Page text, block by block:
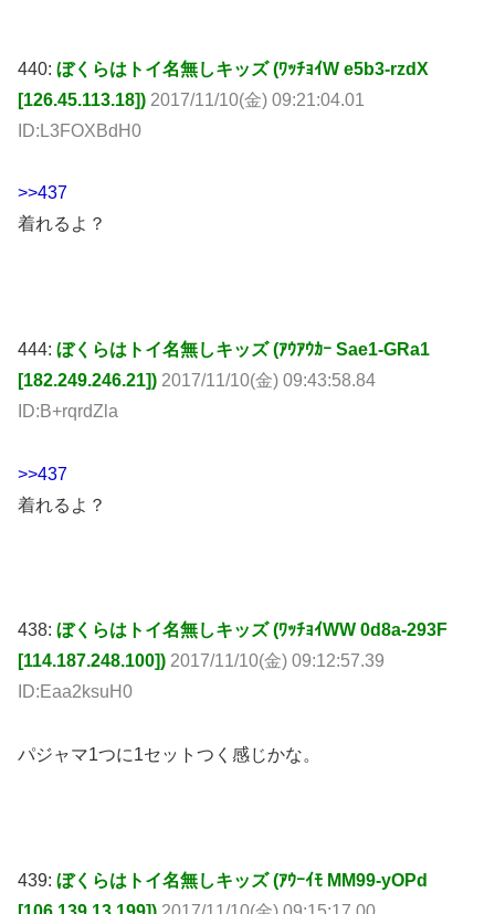
440: ぼくらはトイ名無しキッズ (ﾜｯﾁｮｲW e5b3-rzdX
[126.45.113.18]) 2017/11/10(金) 09:21:04.01
ID:L3FOXBdH0
>>437
着れるよ？
444: ぼくらはトイ名無しキッズ (ｱｳｱｳｶｰ Sae1-GRa1
[182.249.246.21]) 2017/11/10(金) 09:43:58.84
ID:B+rqrdZla
>>437
着れるよ？
438: ぼくらはトイ名無しキッズ (ﾜｯﾁｮｲWW 0d8a-293F
[114.187.248.100]) 2017/11/10(金) 09:12:57.39
ID:Eaa2ksuH0
パジャマ1つに1セットつく感じかな。
439: ぼくらはトイ名無しキッズ (ｱｳｰｲﾓ MM99-yOPd